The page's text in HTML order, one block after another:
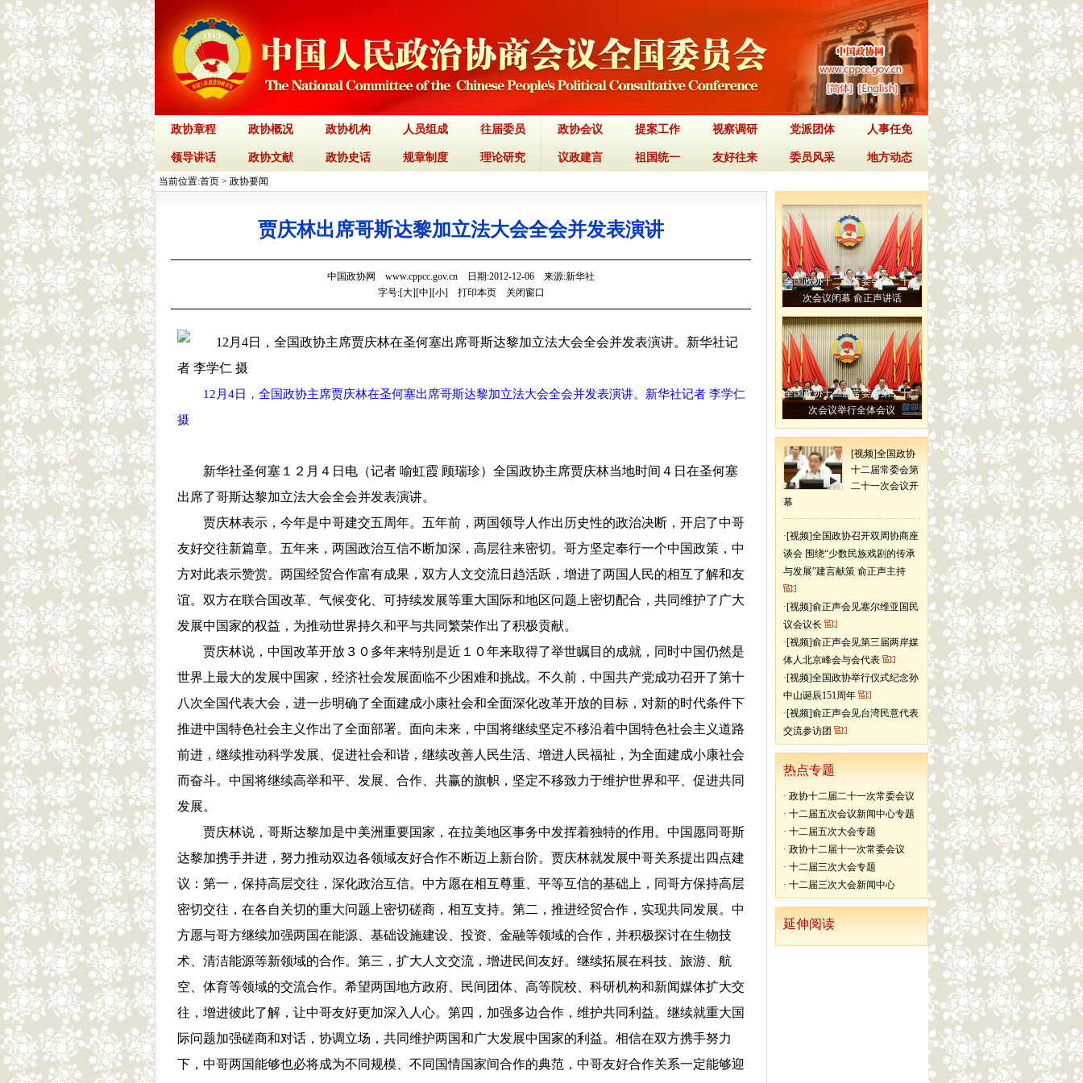
政协章程 政协概况 政协机构 人员组成 往届委员
领导讲话 政协文献 政协史话 规章制度 理论研究
政协会议 提案工作 视察调研 党派团体 人事任免
议政建言 祖国统一 友好往来 委员风采 地方动态
当前位置:首页 > 政协要闻
贾庆林出席哥斯达黎加立法大会全会并发表演讲
中国政协网 www.cppcc.gov.cn 日期:2012-12-06 来源:新华社
字号:[大][中][小] 打印本页 关闭窗口
12月4日，全国政协主席贾庆林在圣何塞出席哥斯达黎加立法大会全会并发表演讲。新华社记者 李学仁
摄
新华社圣何塞１２月４日电（记者 喻虹霞 顾瑞珍）全国政协主席贾庆林当地时间４日在圣何塞
出席了哥斯达黎加立法大会全会并发表演讲。
贾庆林表示，今年是中哥建交五周年。五年前，两国领导人作出历史性的政治决断，开启了中哥
友好交往新篇章。五年来，两国政治互信不断加深，高层往来密切。哥方坚定奉行一个中国政策，中
方对此表示赞赏。两国经贸合作富有成果，双方人文交流日趋活跃，增进了两国人民的相互了解和友
谊。双方在联合国改革、气候变化、可持续发展等重大国际和地区问题上密切配合，共同维护了广大
发展中国家的权益，为推动世界持久和平与共同繁荣作出了积极贡献。
贾庆林说，中国改革开放３０多年来特别是近１０年来取得了举世瞩目的成就，同时中国仍然是
世界上最大的发展中国家，经济社会发展面临不少困难和挑战。不久前，中国共产党成功召开了第十
八次全国代表大会，进一步明确了全面建成小康社会和全面深化改革开放的目标，对新的时代条件下
推进中国特色社会主义作出了全面部署。面向未来，中国将继续坚定不移沿着中国特色社会主义道路
前进，继续推动科学发展、促进社会和谐，继续改善人民生活、增进人民福祉，为全面建成小康社会
而奋斗。中国将继续高举和平、发展、合作、共赢的旗帜，坚定不移致力于维护世界和平、促进共同
发展。
贾庆林说，哥斯达黎加是中美洲重要国家，在拉美地区事务中发挥着独特的作用。中国愿同哥斯
达黎加携手并进，努力推动双边各领域友好合作不断迈上新台阶。贾庆林就发展中哥关系提出四点建
议：第一，保持高层交往，深化政治互信。中方愿在相互尊重、平等互信的基础上，同哥方保持高层
密切交往，在各自关切的重大问题上密切磋商，相互支持。第二，推进经贸合作，实现共同发展。中
方愿与哥方继续加强两国在能源、基础设施建设、投资、金融等领域的合作，并积极探讨在生物技
术、清洁能源等新领域的合作。第三，扩大人文交流，增进民间友好。继续拓展在科技、旅游、航
空、体育等领域的交流合作。希望两国地方政府、民间团体、高等院校、科研机构和新闻媒体扩大交
往，增进彼此了解，让中哥友好更加深入人心。第四，加强多边合作，维护共同利益。继续就重大国
际问题加强磋商和对话，协调立场，共同维护两国和广大发展中国家的利益。相信在双方携手努力
下，中哥两国能够也必将成为不同规模、不同国情国家间合作的典范，中哥友好合作关系一定能够迎
全国政协十二届常委会第二十二
次会议闭幕 俞正声讲话
全国政协十二届常委会第二十二
次会议举行全体会议
[视频]全国政协
十二届常委会第
二十一次会议开
幕
·[视频]全国政协召开双周协商座
谈会 围绕“少数民族戏剧的传承
与发展”建言献策 俞正声主持
·[视频]俞正声会见塞尔维亚国民
议会议长
·[视频]俞正声会见第三届两岸媒
体人北京峰会与会代表
·[视频]全国政协举行仪式纪念孙
中山诞辰151周年
·[视频]俞正声会见台湾民意代表
交流参访团
热点专题
·政协十二届二十一次常委会议
·十二届五次会议新闻中心专题
·十二届五次大会专题
·政协十二届十一次常委会议
·十二届三次大会专题
·十二届三次大会新闻中心
延伸阅读